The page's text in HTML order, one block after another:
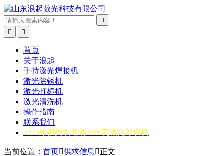



首页
关于浪起
手持激光焊接机
激光除锈机
激光打标机
激光清洗机
操作指南
联系我们
2025年很受欢迎的3000瓦激光除锈机
当前位置： 首页供求信息 正文